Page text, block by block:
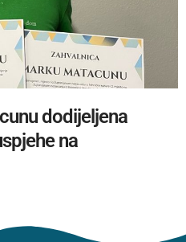
dodijeljena
na